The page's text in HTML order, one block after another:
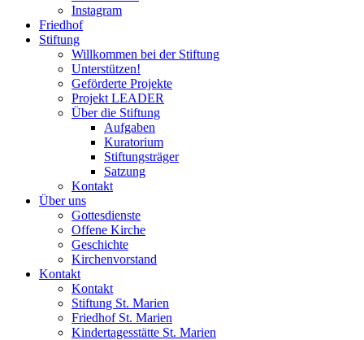
Instagram
Friedhof
Stiftung
Willkommen bei der Stiftung
Unterstützen!
Geförderte Projekte
Projekt LEADER
Über die Stiftung
Aufgaben
Kuratorium
Stiftungsträger
Satzung
Kontakt
Über uns
Gottesdienste
Offene Kirche
Geschichte
Kirchenvorstand
Kontakt
Kontakt
Stiftung St. Marien
Friedhof St. Marien
Kindertagesstätte St. Marien